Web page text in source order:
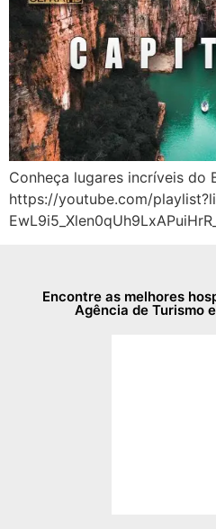
Conheça lugares incríveis do
https://youtube.com/
Encontre as melhores
Agência de Turismo